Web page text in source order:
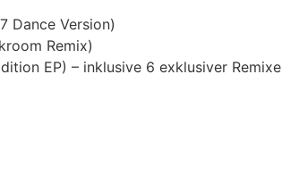
Dance Version)
Remix)
EP) – inklusive 6 exklusiver Remixe